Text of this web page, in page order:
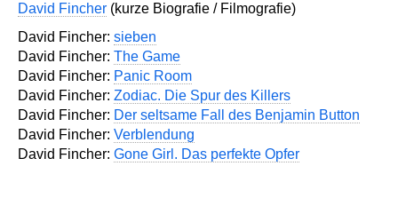
David Fincher (kurze Biografie / Filmografie)
David Fincher: sieben
David Fincher: The Game
David Fincher: Panic Room
David Fincher: Zodiac. Die Spur des Killers
David Fincher: Der seltsame Fall des Benjamin Button
David Fincher: Verblendung
David Fincher: Gone Girl. Das perfekte Opfer